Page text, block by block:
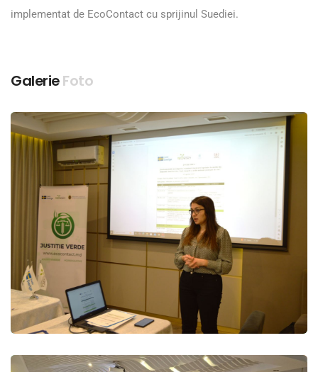
implementat de EcoContact cu sprijinul Suediei.
GalerieFoto